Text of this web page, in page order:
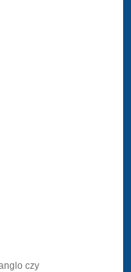
czy